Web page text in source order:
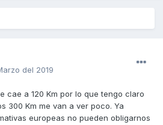
del 2019
cae a 120 Km por lo que tengo claro
300 Km me van a ver poco. Ya
europeas no pueden obligarnos